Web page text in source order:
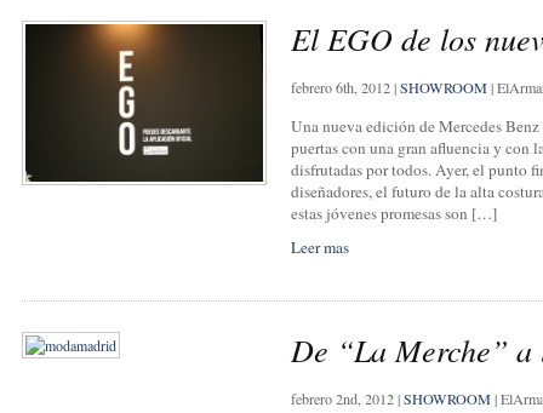
El EGO de los
febrero 6th, 2012|SHOWROOM|
Una nueva edición de Mercedes
puertas con una gran afluencia y con
disfrutadas por todos. Ayer, el punto
diseñadores, el futuro de la alta
estas jóvenes promesas son […]
Leer mas
De “La Merche”
febrero 2nd, 2012|SHOWROOM|